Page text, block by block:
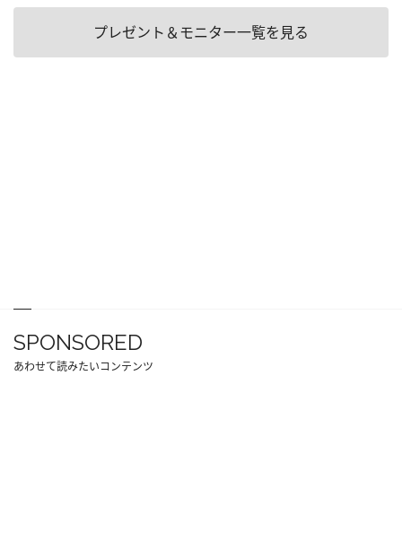
プレゼント＆モニター一覧を見る
SPONSORED
あわせて読みたいコンテンツ